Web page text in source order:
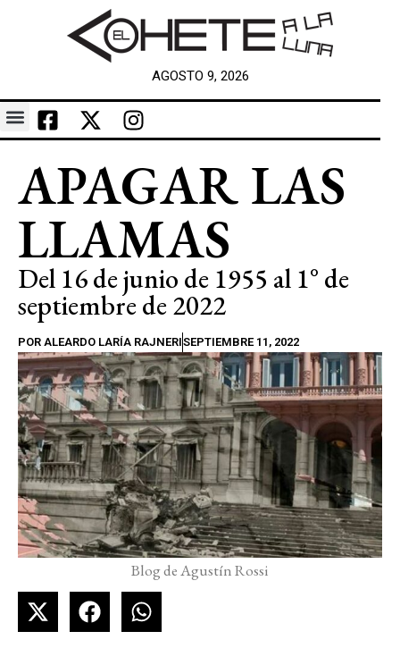
AGOSTO 9, 2026
APAGAR LAS
LLAMAS
Del 16 de junio de 1955 al 1° de
septiembre de 2022
POR ALEARDO LARÍA RAJNERISEPTIEMBRE 11, 2022
Blog de Agustín Rossi